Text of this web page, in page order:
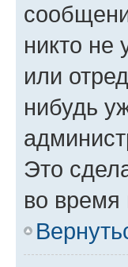
никто не
или
нибудь
Это
во время